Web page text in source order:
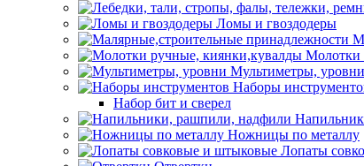
Ломы и гвоздодеры
Молотки
Мультиметры, уровни
Наборы
Набор бит и сверел
Ножницы по металлу
Лопаты